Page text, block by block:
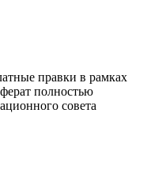
правки в рамках
полностью
совета